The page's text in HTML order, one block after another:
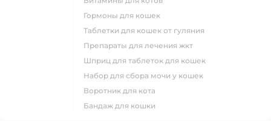
гормоны для кошек
таблетки для кошек от гуляния
препараты для лечения жкт
шприц для таблеток для кошек
набор для сбора мочи у кошек
воротник для кота
бандаж для кошки